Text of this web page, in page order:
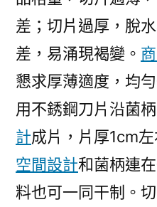
差；切片過厚，脫
差，易涌現褐變。
懇求厚薄適度，均
用不銹鋼刀片沿菌
計成片，片厚1cm
空間設計和菌柄連
料也可一同干制。